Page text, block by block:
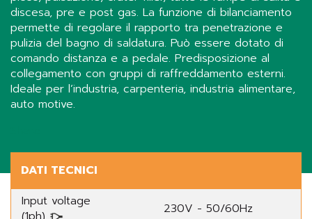
discesa, pre e post gas. La funzione di bilanciamento
permette di regolare il rapporto tra penetrazione e
pulizia del bagno di saldatura. Può essere dotato di
comando distanza e a pedale. Predisposizione al
collegamento con gruppi di raffreddamento esterni.
Ideale per l’industria, carpenteria, industria alimentare,
auto motive.
DATI TECNICI
Input voltage
230V - 50/60Hz